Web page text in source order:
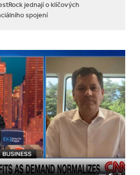
jednají o klíčových
spojení